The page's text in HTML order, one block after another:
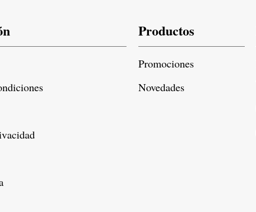
Productos
Promociones
Novedades